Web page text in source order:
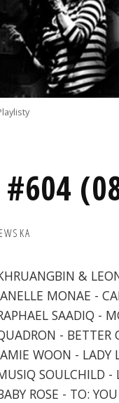
&
MONAE -
SAADIQ -
- BETTER
WOON - LADY
SOULCHILD -
ROSE - TO: YOU